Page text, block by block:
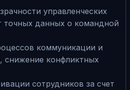
управленческих
точных данных о командной
коммуникации и
снижение конфликтных
сотрудников за счет